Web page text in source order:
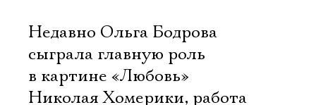
Недавно Ольга Бодрова
сыграла главную роль
в картине «Любовь»
Николая Хомерики, работа